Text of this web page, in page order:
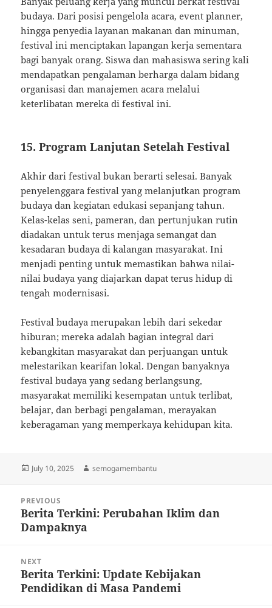
budaya. Dari posisi pengelola acara, event planner,
hingga penyedia layanan makanan dan minuman,
festival ini menciptakan lapangan kerja sementara
bagi banyak orang. Siswa dan mahasiswa sering kali
mendapatkan pengalaman berharga dalam bidang
organisasi dan manajemen acara melalui
keterlibatan mereka di festival ini.
15. Program Lanjutan Setelah Festival
Akhir dari festival bukan berarti selesai. Banyak
penyelenggara festival yang melanjutkan program
budaya dan kegiatan edukasi sepanjang tahun.
Kelas-kelas seni, pameran, dan pertunjukan rutin
diadakan untuk terus menjaga semangat dan
kesadaran budaya di kalangan masyarakat. Ini
menjadi penting untuk memastikan bahwa nilai-
nilai budaya yang diajarkan dapat terus hidup di
tengah modernisasi.
Festival budaya merupakan lebih dari sekedar
hiburan; mereka adalah bagian integral dari
kebangkitan masyarakat dan perjuangan untuk
melestarikan kearifan lokal. Dengan banyaknya
festival budaya yang sedang berlangsung,
masyarakat memiliki kesempatan untuk terlibat,
belajar, dan berbagi pengalaman, merayakan
keberagaman yang memperkaya kehidupan kita.
Posted
July 10, 2025 Author
semogamembantu
navigation
PREVIOUS
Previous
post:
Berita Terkini: Perubahan Iklim dan
Dampaknya
NEXT
Next
post:
Berita Terkini: Update Kebijakan
Pendidikan di Masa Pandemi